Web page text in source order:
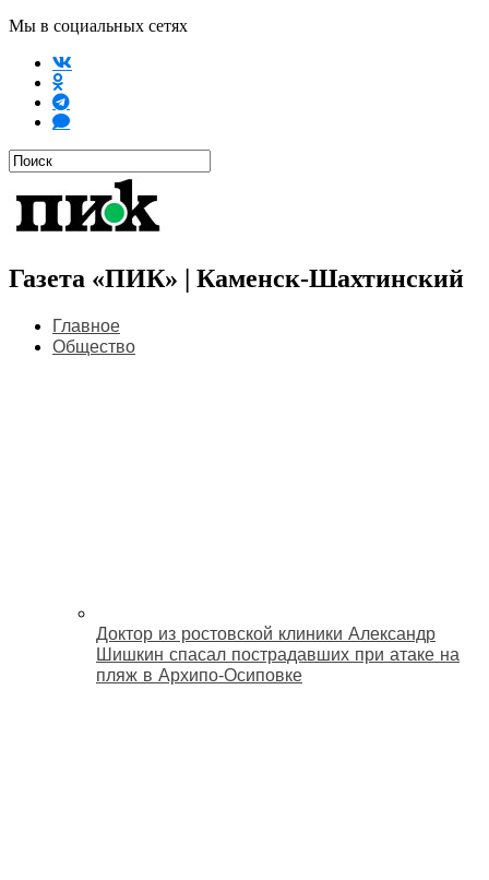
Мы в социальных сетях
Газета «ПИК» | Каменск-Шахтинский
Главное
Общество
Доктор из ростовской клиники Александр
Шишкин спасал пострадавших при атаке на
пляж в Архипо‑Осиповке